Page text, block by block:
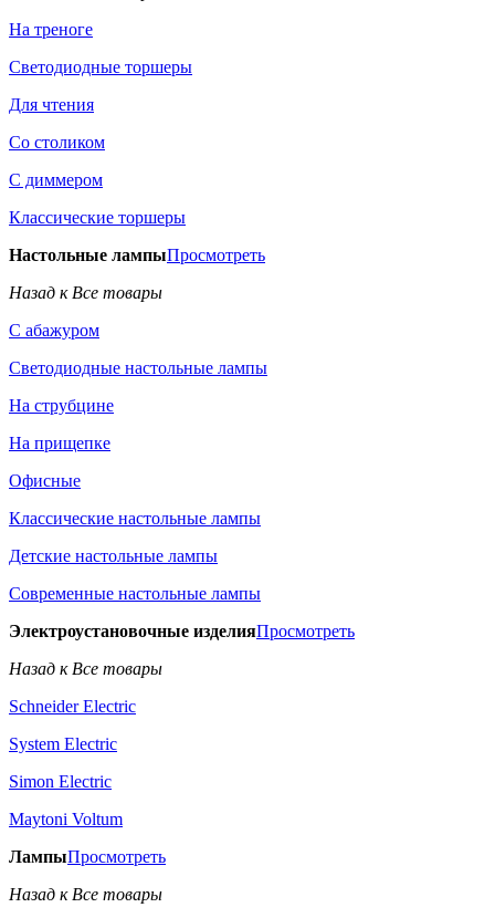
На треноге
Светодиодные торшеры
Для чтения
Со столиком
С диммером
Классические торшеры
Настольные лампыПросмотреть
Назад к Все товары
С абажуром
Светодиодные настольные лампы
На струбцине
На прищепке
Офисные
Классические настольные лампы
Детские настольные лампы
Современные настольные лампы
Электроустановочные изделияПросмотреть
Назад к Все товары
Schneider Electric
System Electric
Simon Electric
Maytoni Voltum
ЛампыПросмотреть
Назад к Все товары